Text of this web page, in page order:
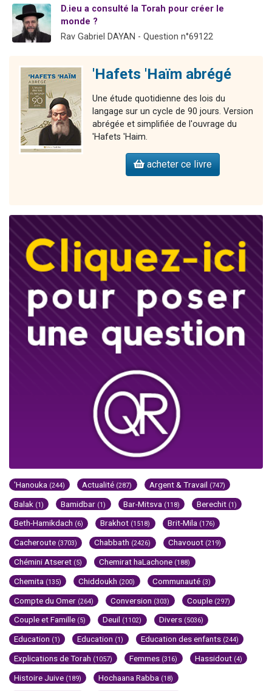
Dovan vient de donner son Maasser
D.ieu a consulté la Torah pour créer le
monde ?
Rav Gabriel DAYAN - Question n°69122
'Hafets 'Haïm abrégé
Une étude quotidienne des lois du
langage sur un cycle de 90 jours. Version
abrégée et simplifiée de l'ouvrage du
'Hafets 'Haim.
acheter ce livre
'Hanouka (244) Actualité (287) Argent & Travail (747)
Balak (1) Bamidbar (1) Bar-Mitsva (118) Berechit (1)
Beth-Hamikdach (6) Brakhot (1518) Brit-Mila (176)
Cacheroute (3703) Chabbath (2426) Chavouot (219)
Chémini Atseret (5) Chemirat haLachone (188)
Chemita (135) Chiddoukh (200) Communauté (3)
Compte du Omer (264) Conversion (303) Couple (297)
Couple et Famille (5) Deuil (1102) Divers (5036)
Education (1) Education (1) Education des enfants (244)
Explications de Torah (1057) Femmes (316) Hassidout (4)
Histoire Juive (189) Hochaana Rabba (18)